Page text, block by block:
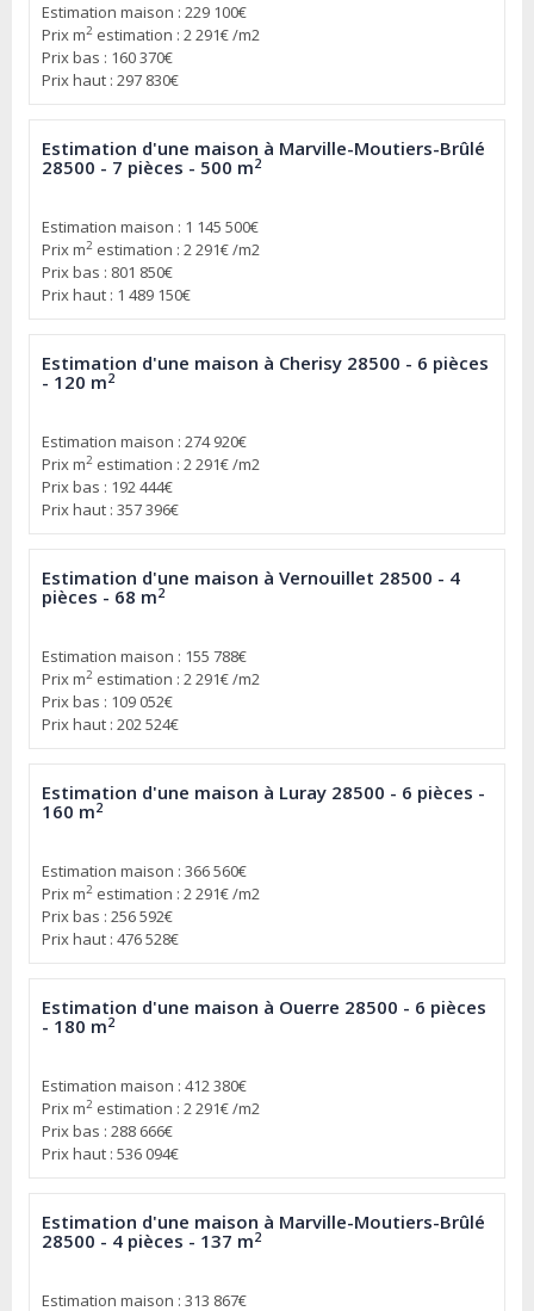
Estimation maison : 229 100€
Prix m2 estimation : 2 291€ /m2
Prix bas : 160 370€
Prix haut : 297 830€
Estimation d'une maison à Marville-Moutiers-Brûlé
28500 - 7 pièces - 500 m2
Estimation maison : 1 145 500€
Prix m2 estimation : 2 291€ /m2
Prix bas : 801 850€
Prix haut : 1 489 150€
Estimation d'une maison à Cherisy 28500 - 6 pièces
- 120 m2
Estimation maison : 274 920€
Prix m2 estimation : 2 291€ /m2
Prix bas : 192 444€
Prix haut : 357 396€
Estimation d'une maison à Vernouillet 28500 - 4
pièces - 68 m2
Estimation maison : 155 788€
Prix m2 estimation : 2 291€ /m2
Prix bas : 109 052€
Prix haut : 202 524€
Estimation d'une maison à Luray 28500 - 6 pièces -
160 m2
Estimation maison : 366 560€
Prix m2 estimation : 2 291€ /m2
Prix bas : 256 592€
Prix haut : 476 528€
Estimation d'une maison à Ouerre 28500 - 6 pièces
- 180 m2
Estimation maison : 412 380€
Prix m2 estimation : 2 291€ /m2
Prix bas : 288 666€
Prix haut : 536 094€
Estimation d'une maison à Marville-Moutiers-Brûlé
28500 - 4 pièces - 137 m2
Estimation maison : 313 867€